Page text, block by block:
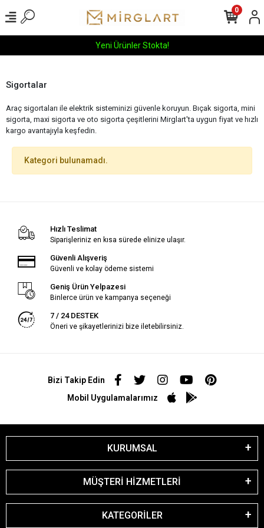
Yeni Ürünler Stokta!
0
Sigortalar
Araç sigortaları ile elektrik sisteminizi güvenle koruyun. Bıçak sigorta, mini
sigorta, maxi sigorta ve oto sigorta çeşitlerini Mirglart'ta uygun fiyat ve hızlı
kargo avantajıyla keşfedin.
Kategori bulunamadı.
Hızlı Teslimat
Siparişleriniz en kısa sürede elinize ulaşır.
Güvenli Alışveriş
Güvenli ve kolay ödeme sistemi
Geniş Ürün Yelpazesi
Binlerce ürün ve kampanya seçeneği
7 / 24 DESTEK
Öneri ve şikayetlerinizi bize iletebilirsiniz.
Bizi Takip Edin
Mobil Uygulamalarımız
KURUMSAL
MÜŞTERİ HİZMETLERİ
KATEGORİLER